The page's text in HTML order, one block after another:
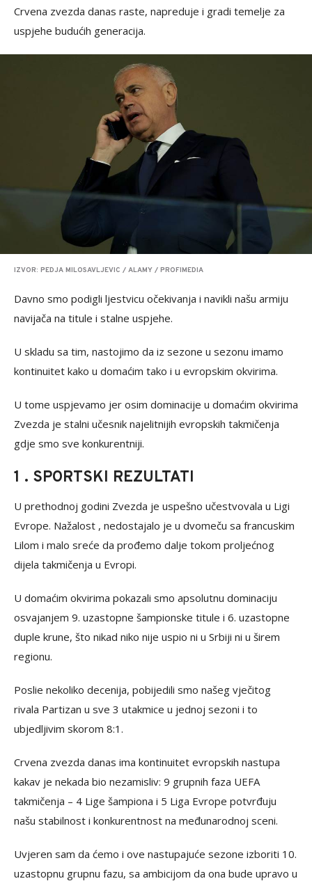
Crvena zvezda danas raste, napreduje i gradi temelje za
uspjehe budućih generacija.
IZVOR: PEDJA MILOSAVLJEVIC / ALAMY / PROFIMEDIA
Davno smo podigli ljestvicu očekivanja i navikli našu armiju
navijača na titule i stalne uspjehe.
U skladu sa tim, nastojimo da iz sezone u sezonu imamo
kontinuitet kako u domaćim tako i u evropskim okvirima.
U tome uspjevamo jer osim dominacije u domaćim okvirima
Zvezda je stalni učesnik najelitnijih evropskih takmičenja
gdje smo sve konkurentniji.
1 . SPORTSKI REZULTATI
U prethodnoj godini Zvezda je uspešno učestvovala u Ligi
Evrope. Nažalost , nedostajalo je u dvomeču sa francuskim
Lilom i malo sreće da prođemo dalje tokom proljećnog
dijela takmičenja u Evropi.
U domaćim okvirima pokazali smo apsolutnu dominaciju
osvajanjem 9. uzastopne šampionske titule i 6. uzastopne
duple krune, što nikad niko nije uspio ni u Srbiji ni u širem
regionu.
Poslie nekoliko decenija, pobijedili smo našeg vječitog
rivala Partizan u sve 3 utakmice u jednoj sezoni i to
ubjedljivim skorom 8:1.
Crvena zvezda danas ima kontinuitet evropskih nastupa
kakav je nekada bio nezamisliv: 9 grupnih faza UEFA
takmičenja – 4 Lige šampiona i 5 Liga Evrope potvrđuju
našu stabilnost i konkurentnost na međunarodnoj sceni.
Uvjeren sam da ćemo i ove nastupajuće sezone izboriti 10.
uzastopnu grupnu fazu, sa ambicijom da ona bude upravo u